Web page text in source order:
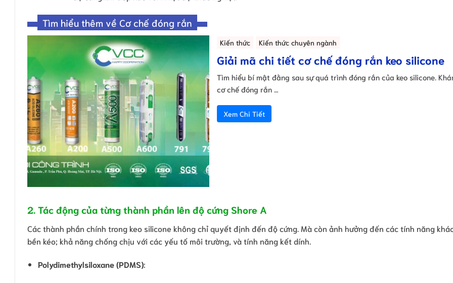
Tìm hiểu thêm về Cơ chế đóng rắn
Kiến thức Kiến thức chuyên ngành
Giải mã chi tiết cơ chế đóng rắn keo silicone
Tìm hiểu bí mật đằng sau sự quá trình đóng rắn của keo silicone.
cơ chế đóng rắn …
Xem Chi Tiết
2. Tác động của từng thành phần lên độ cứng Shore A
Các thành phần chính trong keo silicone không chỉ quyết định đến độ cứng. Mà còn ảnh hưởng đến các tính năng
bền kéo; khả năng chống chịu với các yếu tố môi trường, và tính năng kết dính.
Polydimethylsiloxane (PDMS):